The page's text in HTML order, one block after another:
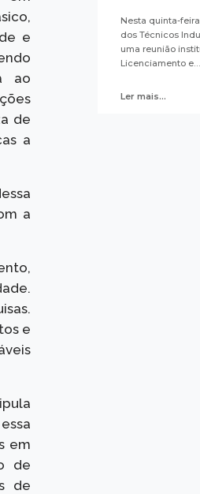
e
ao
de
a
a
e
em
de
de
Nesta quinta-
dos Técnicos
uma reunião
Licenciamento e…
Ler mais...